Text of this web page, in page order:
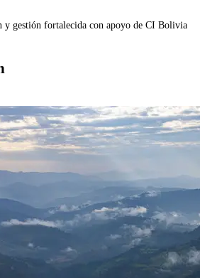
y gestión fortalecida con apoyo de CI Bolivia